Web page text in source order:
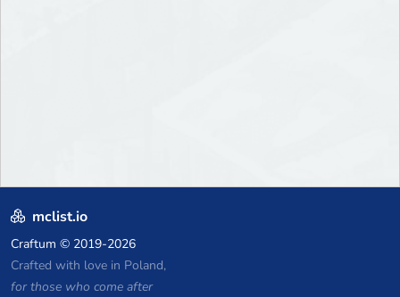
mclist.io
Craftum © 2019-2026
Crafted with love in Poland,
for those who come after